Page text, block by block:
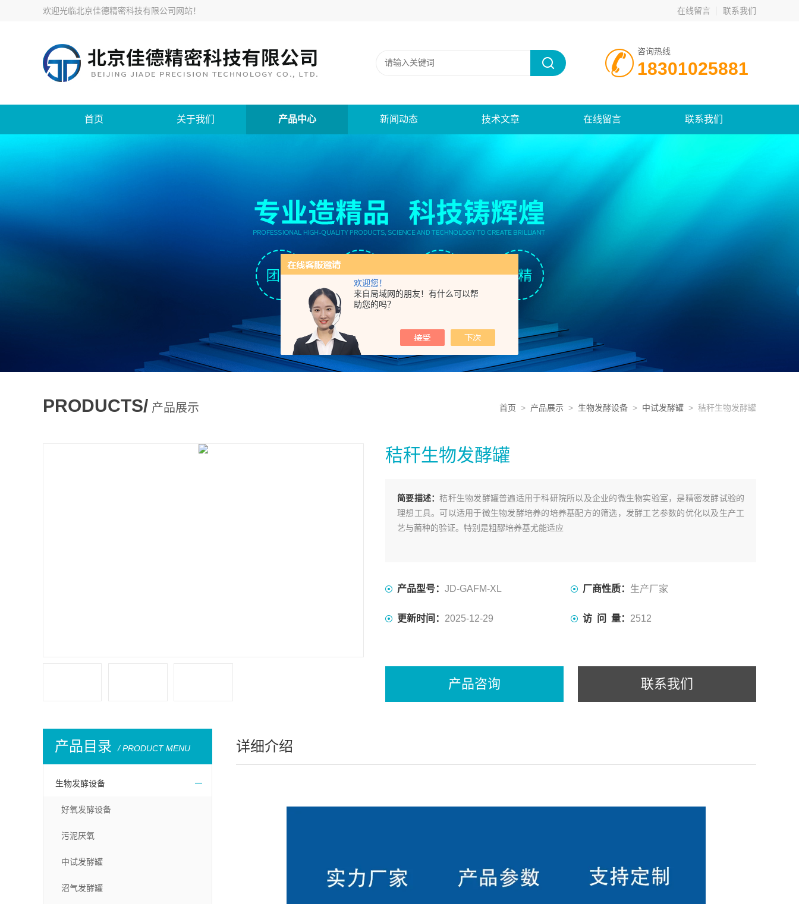
欢迎您！
来自局域网的朋友！有什么可以帮
助您的吗？
欢迎光临北京佳德精密科技有限公司网站！ 在线留言 联系我们
咨询热线
18301025881
首页 关于我们 产品中心 新闻动态 技术文章 在线留言 联系我们
PRODUCTS/ 产品展示 首页 > 产品展示 > 生物发酵设备 > 中试发酵罐 > 秸秆生物发酵罐
秸秆生物发酵罐
简要描述：秸秆生物发酵罐普遍适用于科研院所以及企业的微生物实验室，是精密发酵试验的
理想工具。可以适用于微生物发酵培养的培养基配方的筛选，发酵工艺参数的优化以及生产工
艺与菌种的验证。特别是粗醪培养基尤能适应
产品型号： JD-GAFM-XL 厂商性质： 生产厂家
更新时间： 2025-12-29 访 问 量： 2512
产品咨询 联系我们
产品目录 / PRODUCT MENU
生物发酵设备
好氧发酵设备
污泥厌氧
中试发酵罐
沼气发酵罐
详细介绍